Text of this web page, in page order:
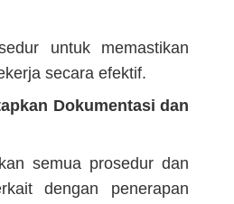
untuk memastikan
secara efektif.
Dokumentasi dan
semua prosedur dan
dengan penerapan